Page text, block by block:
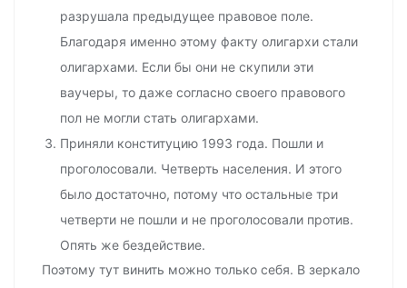
разрушала предыдущее правовое поле.
Благодаря именно этому факту олигархи стали
олигархами. Если бы они не скупили эти
ваучеры, то даже согласно своего правового
пол не могли стать олигархами.
Приняли конституцию 1993 года. Пошли и
проголосовали. Четверть населения. И этого
было достаточно, потому что остальные три
четверти не пошли и не проголосовали против.
Опять же бездействие.
Поэтому тут винить можно только себя. В зеркало